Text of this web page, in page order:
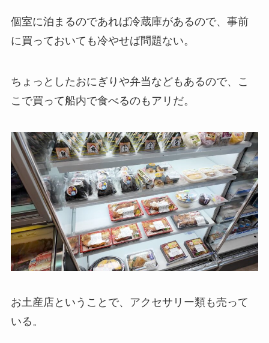
個室に泊まるのであれば冷蔵庫があるので、事前
に買っておいても冷やせば問題ない。
ちょっとしたおにぎりや弁当などもあるので、こ
こで買って船内で食べるのもアリだ。
お土産店ということで、アクセサリー類も売って
いる。